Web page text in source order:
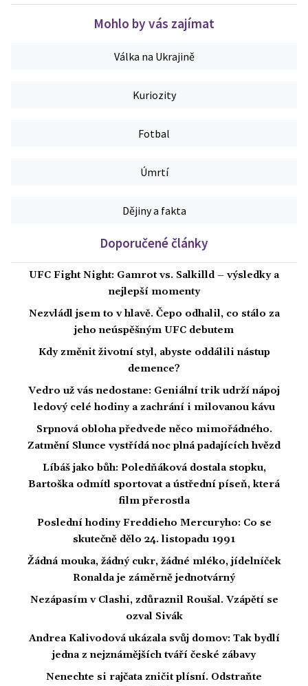
Mohlo by vás zajímat
Válka na Ukrajině
Kuriozity
Fotbal
Úmrtí
Dějiny a fakta
Doporučené články
UFC Fight Night: Gamrot vs. Salkilld – výsledky a
nejlepší momenty
Nezvládl jsem to v hlavě. Čepo odhalil, co stálo za
jeho neúspěšným UFC debutem
Kdy změnit životní styl, abyste oddálili nástup
demence?
Vedro už vás nedostane: Geniální trik udrží nápoj
ledový celé hodiny a zachrání i milovanou kávu
Srpnová obloha předvede něco mimořádného.
Zatmění Slunce vystřídá noc plná padajících hvězd
Líbáš jako bůh: Poledňáková dostala stopku,
Bartoška odmítl sportovat a ústřední píseň, která
film přerostla
Poslední hodiny Freddieho Mercuryho: Co se
skutečně dělo 24. listopadu 1991
Žádná mouka, žádný cukr, žádné mléko, jídelníček
Ronalda je záměrně jednotvárný
Nezápasím v Clashi, zdůraznil Roušal. Vzápětí se
ozval Sivák
Andrea Kalivodová ukázala svůj domov: Tak bydlí
jedna z nejznámějších tváří české zábavy
Nenechte si rajčata zničit plísní. Odstraňte